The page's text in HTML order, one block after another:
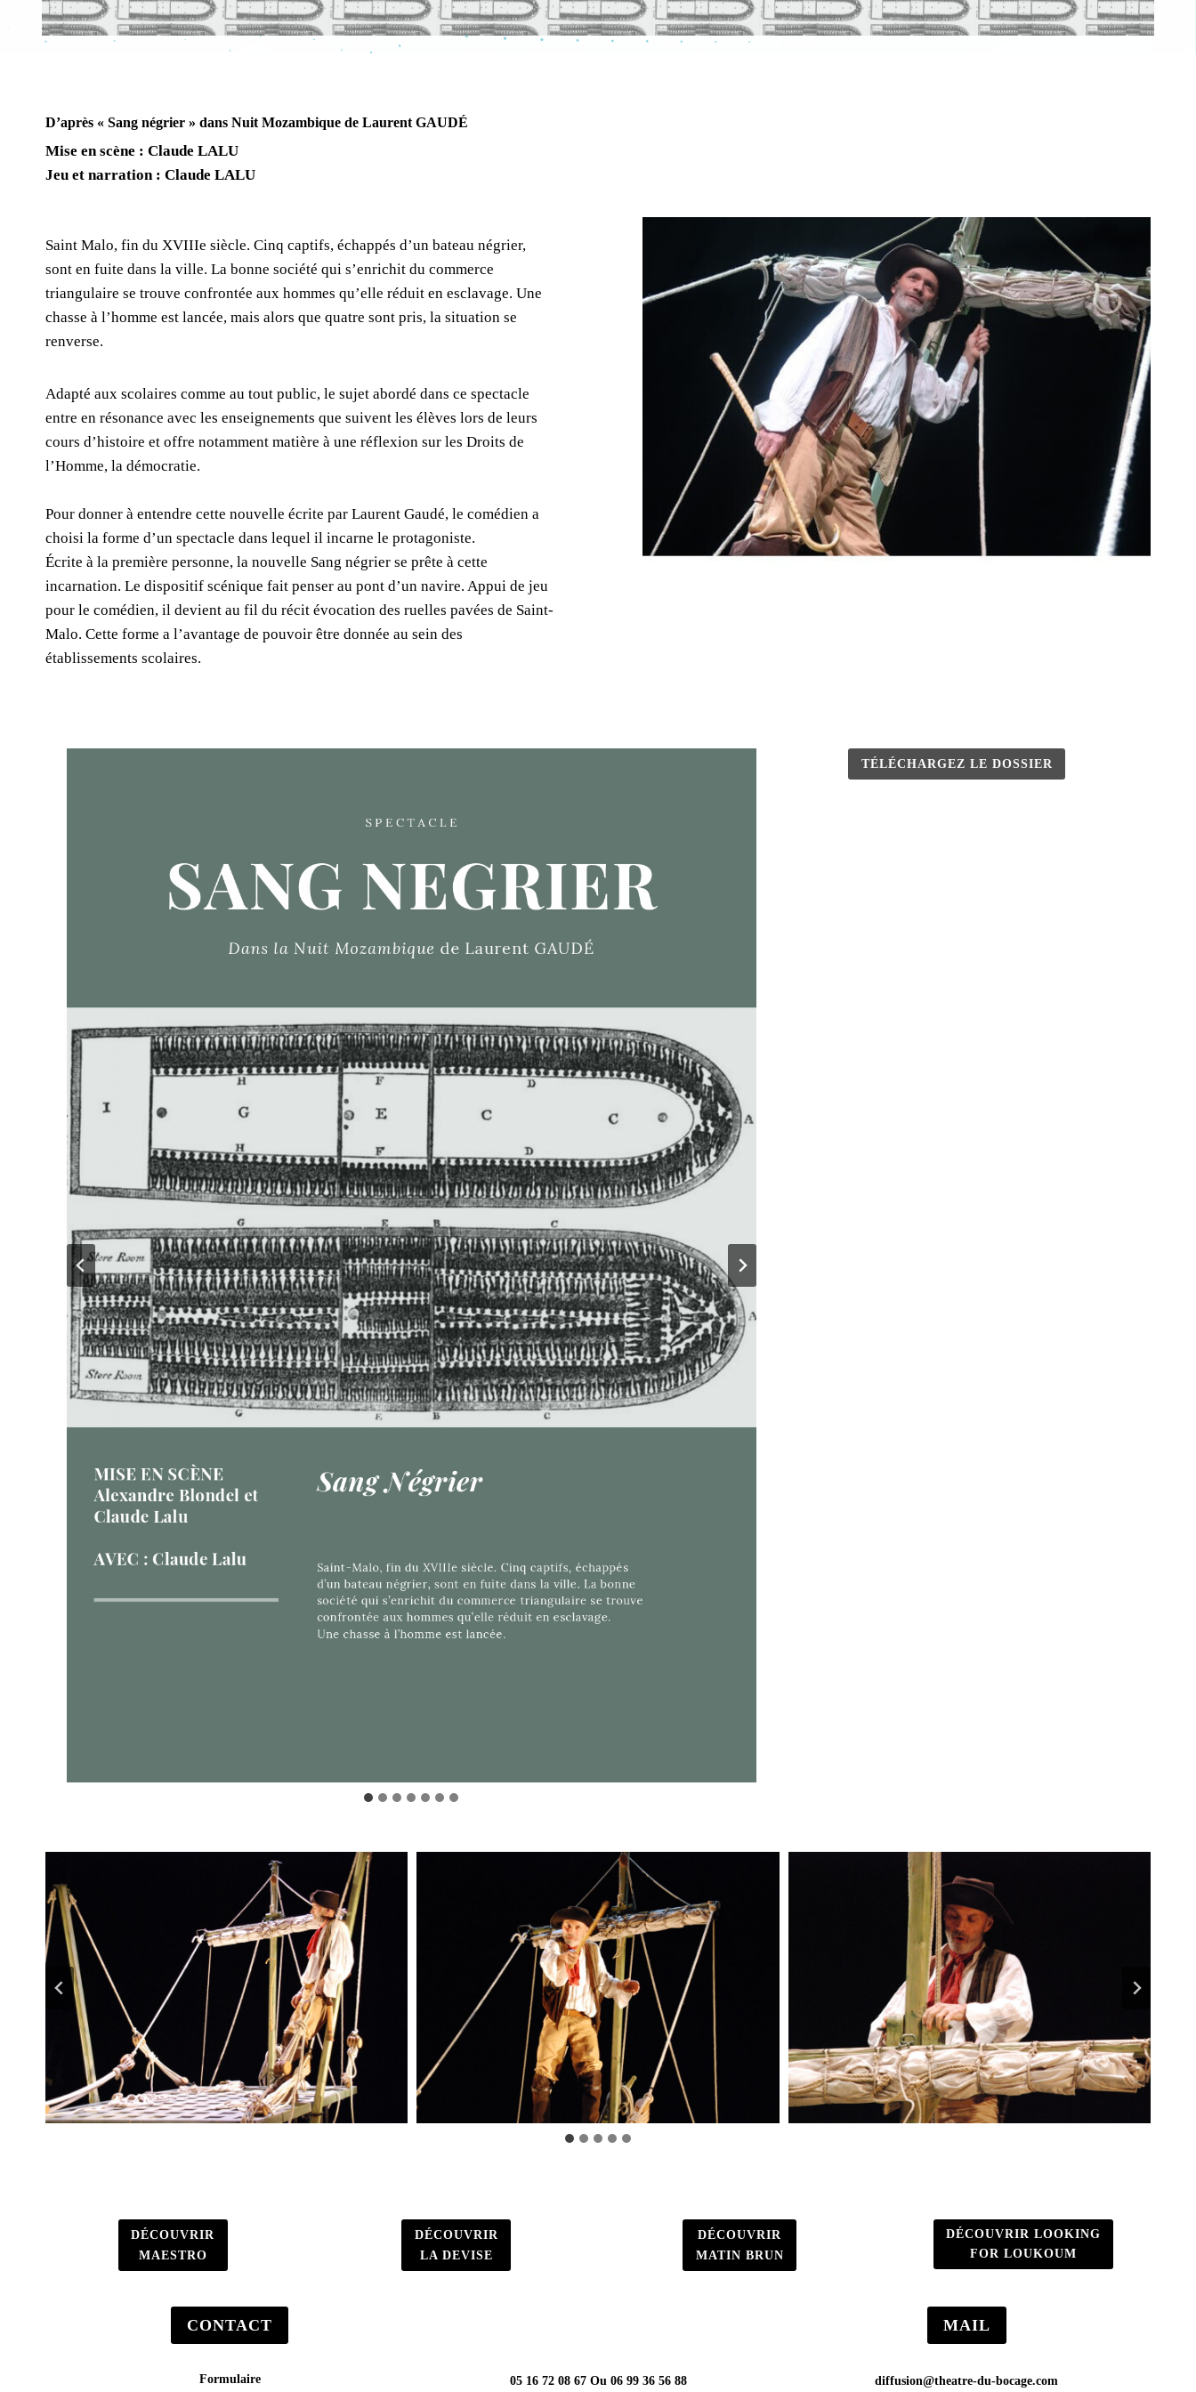
D’après « Sang négrier » dans Nuit Mozambique de Laurent GAUDÉ
Mise en scène : Claude LALU
Jeu et narration : Claude LALU
Saint ­Malo, fin du XVIIIe siècle. Cinq captifs, échappés d’un bateau négrier,
sont en fuite dans la ville. La bonne société qui s’enrichit du commerce
triangulaire se trouve confrontée aux hommes qu’elle réduit en esclavage. Une
chasse à l’homme est lancée, mais alors que quatre sont pris, la situation se
renverse.
Adapté aux scolaires comme au tout public, le sujet abordé dans ce spectacle
entre en résonance avec les enseignements que suivent les élèves lors de leurs
cours d’histoire et offre notamment matière à une réflexion sur les Droits de
l’Homme, la démocratie.
Pour donner à entendre cette nouvelle écrite par Laurent Gaudé, le comédien a
choisi la forme d’un spectacle dans lequel il incarne le protagoniste.
Écrite à la première personne, la nouvelle Sang négrier se prête à cette
incarnation. Le dispositif scénique fait penser au pont d’un navire. Appui de jeu
pour le comédien, il devient au fil du récit évocation des ruelles pavées de Saint­-
Malo. Cette forme a l’avantage de pouvoir être donnée au sein des
établissements scolaires.
TÉLÉCHARGEZ LE DOSSIER
DÉCOUVRIR
MAESTRO
DÉCOUVRIR
LA DEVISE
DÉCOUVRIR
MATIN BRUN
DÉCOUVRIR LOOKING
FOR LOUKOUM
CONTACT
Formulaire 05 16 72 08 67 Ou 06 99 36 56 88
MAIL
diffusion@theatre-du-bocage.com